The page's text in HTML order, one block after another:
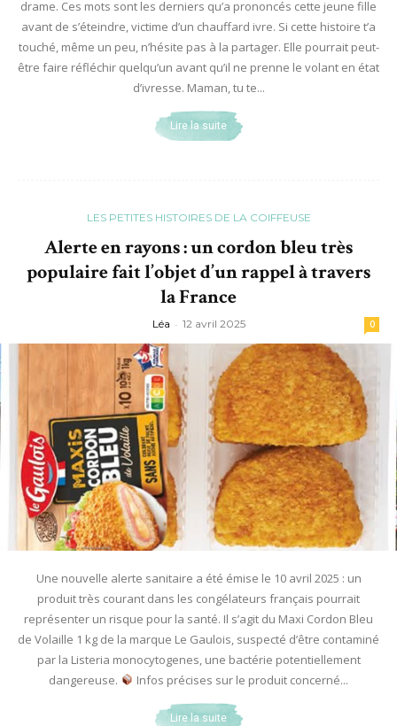
drame. Ces mots sont les derniers qu’a prononcés cette jeune fille
avant de s’éteindre, victime d’un chauffard ivre. Si cette histoire t’a
touché, même un peu, n’hésite pas à la partager. Elle pourrait peut-
être faire réfléchir quelqu’un avant qu’il ne prenne le volant en état
d’ivresse. Maman, tu te...
Lire la suite
LES PETITES HISTOIRES DE LA COIFFEUSE
Alerte en rayons : un cordon bleu très
populaire fait l’objet d’un rappel à travers
la France
Léa - 12 avril 2025 0
Une nouvelle alerte sanitaire a été émise le 10 avril 2025 : un
produit très courant dans les congélateurs français pourrait
représenter un risque pour la santé. Il s’agit du Maxi Cordon Bleu
de Volaille 1 kg de la marque Le Gaulois, suspecté d’être contaminé
par la Listeria monocytogenes, une bactérie potentiellement
dangereuse.
Infos précises sur le produit concerné...
Lire la suite